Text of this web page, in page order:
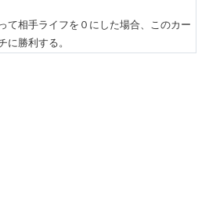
て相手ライフを０にした場合、このカー
に勝利する。